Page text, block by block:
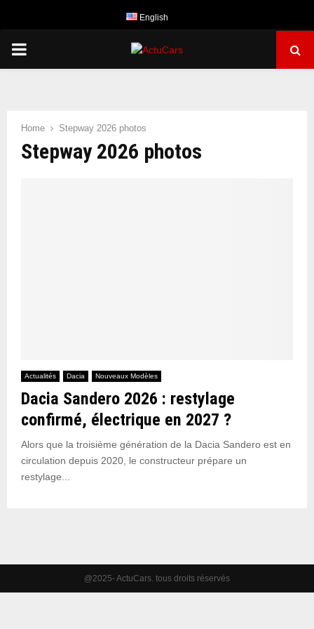
English
PRIMARY
Home Stepway 2026 photos
Stepway 2026 photos
Actualités Dacia Nouveaux Modèles
Dacia Sandero 2026 : restylage
confirmé, électrique en 2027 ?
Alors que la troisième génération de la Dacia Sandero est en
circulation depuis 2020, le constructeur prépare un
restylage...
@2025- ActuCars. tous droits réservés